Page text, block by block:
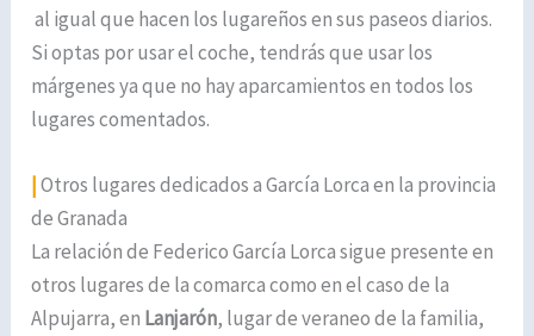
al igual que hacen los lugareños en sus paseos diarios.
Si optas por usar el coche, tendrás que usar los
márgenes ya que no hay aparcamientos en todos los
lugares comentados.
|Otros lugares dedicados a García Lorca en la provincia
de Granada
La relación de Federico García Lorca sigue presente en
otros lugares de la comarca como en el caso de la
Alpujarra, en Lanjarón, lugar de veraneo de la familia,